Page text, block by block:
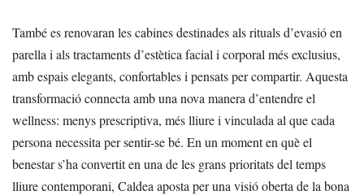
També es renovaran les cabines destinades als rituals d’evasió en
parella i als tractaments d’estètica facial i corporal més exclusius,
amb espais elegants, confortables i pensats per compartir. Aquesta
transformació connecta amb una nova manera d’entendre el
wellness: menys prescriptiva, més lliure i vinculada al que cada
persona necessita per sentir-se bé. En un moment en què el
benestar s’ha convertit en una de les grans prioritats del temps
lliure contemporani, Caldea aposta per una visió oberta de la bona